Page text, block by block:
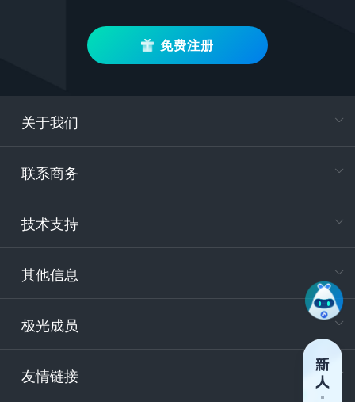
免费注册
关于我们
联系商务
技术支持
其他信息
极光成员
友情链接
电
400-
技
安